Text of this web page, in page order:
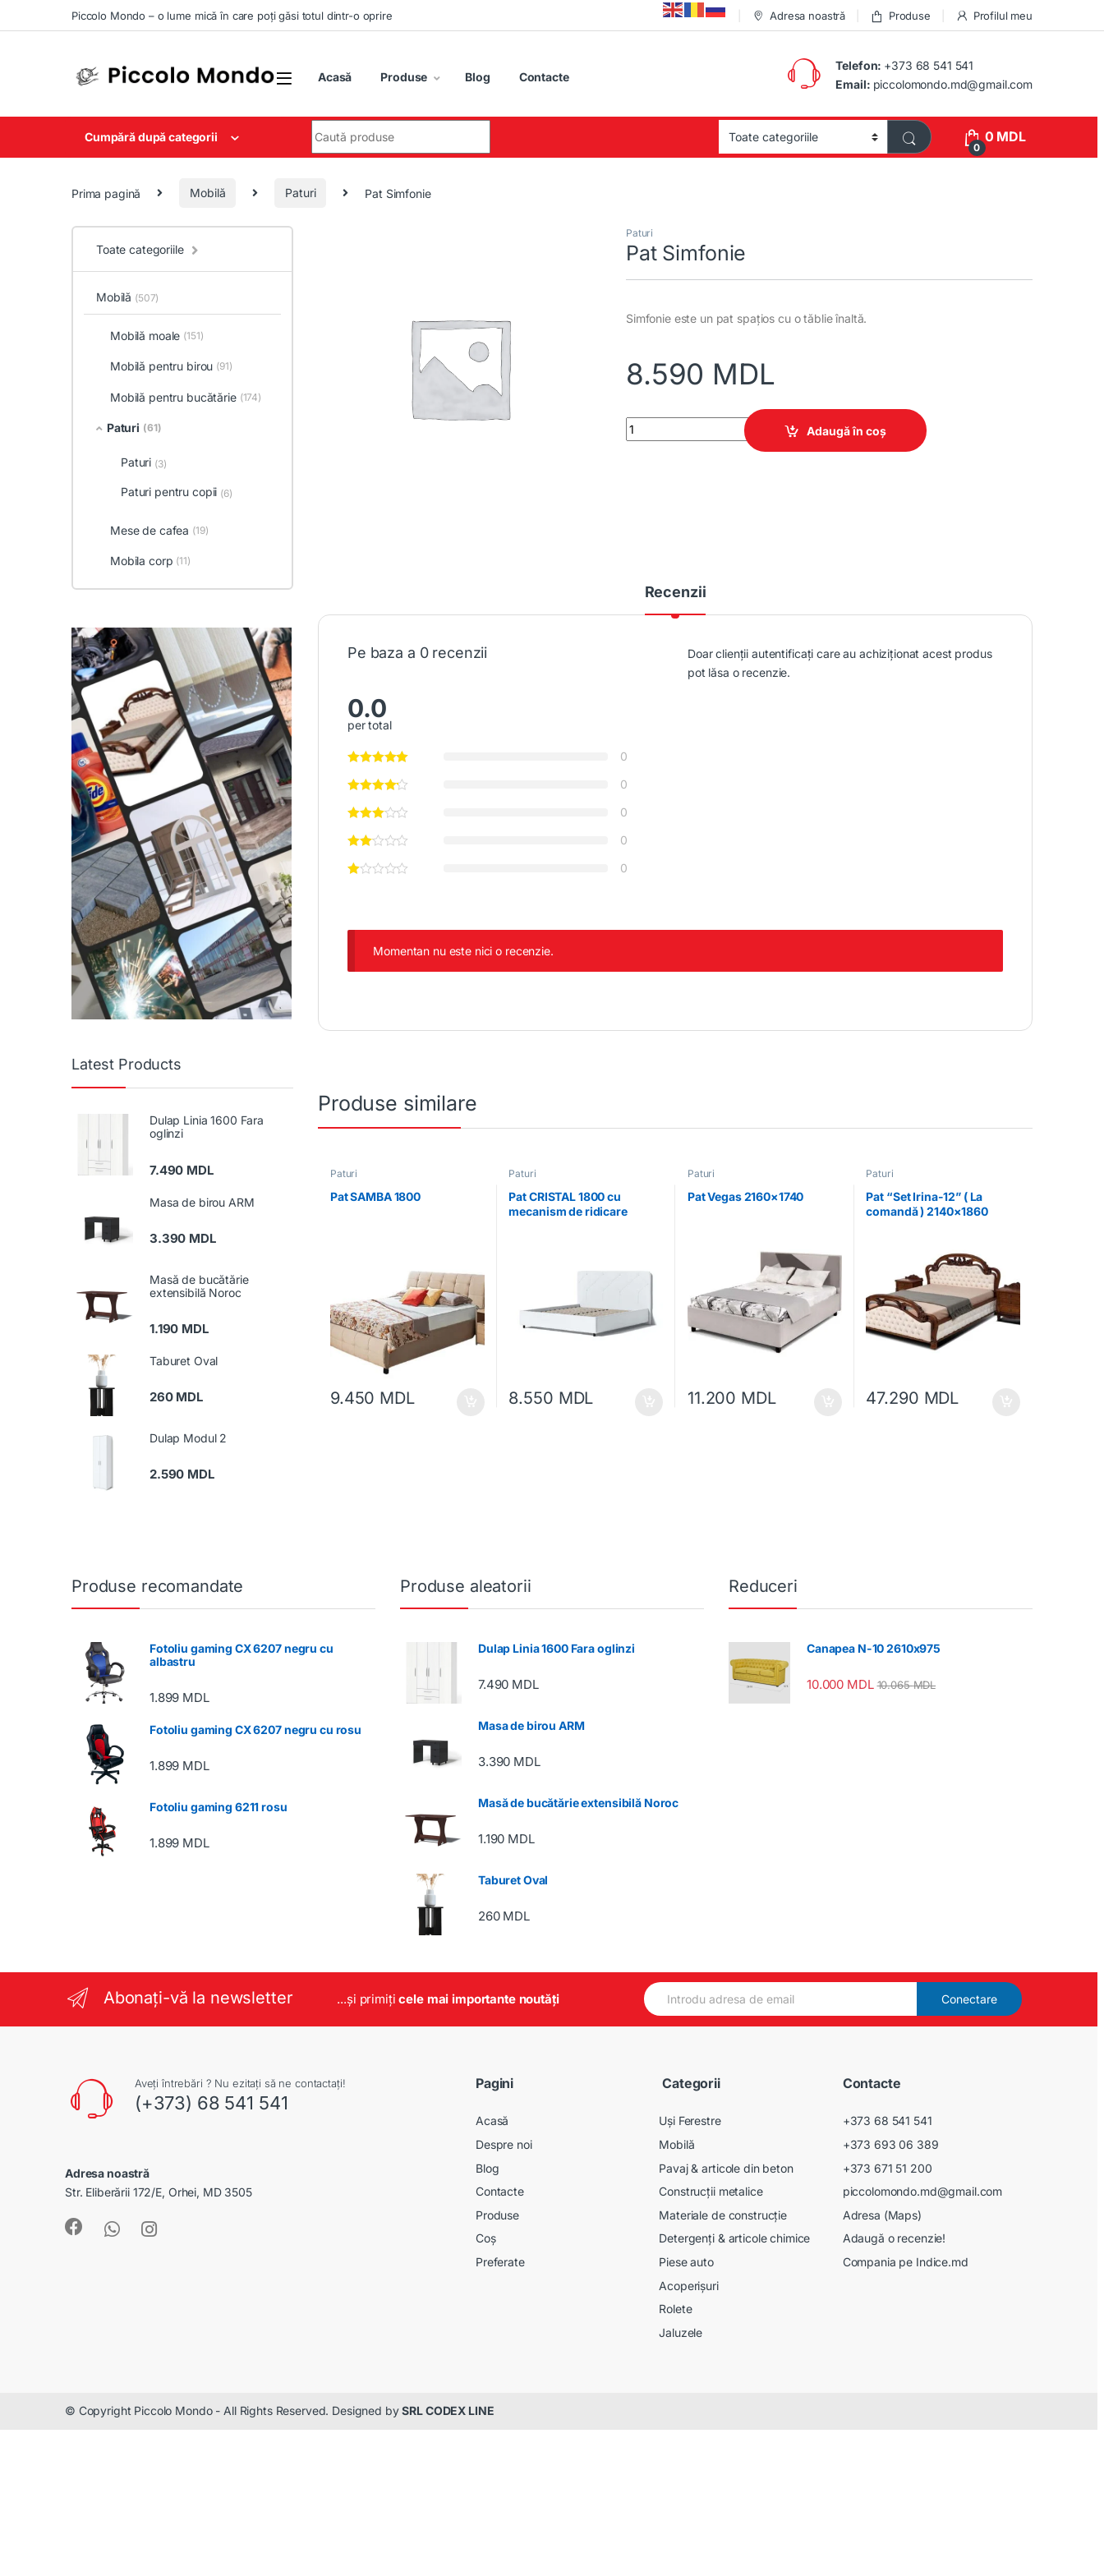
Skip to navigation
Skip to contentPiccolo Mondo – o lume mică în care poți găsi totul dintr-o oprire Adresa noastră Produse Profilul meu
Acasă Produse Blog Contacte
Telefon: +373 68 541 541
Email: piccolomondo.md@gmail.com
Cumpără după categorii
0
0 MDL
Prima pagină Mobilă Paturi Pat Simfonie
Paturi
Pat Simfonie
Simfonie este un pat spațios cu o tăblie înaltă.
8.590 MDL
Pat Simfonie quantity
Adaugă în coș
Recenzii
Pe baza a 0 recenzii
0.0
per total
0
0
0
0
0
Doar clienții autentificați care au achiziționat acest produs
pot lăsa o recenzie.
Momentan nu este nici o recenzie.
Produse similare
Paturi
Pat SAMBA 1800
9.450 MDL
Paturi
Pat CRISTAL 1800 cu
mecanism de ridicare
8.550 MDL
Paturi
Pat Vegas 2160×1740
11.200 MDL
Paturi
Pat “Set Irina-12” ( La
comandă ) 2140×1860
47.290 MDL
Toate categoriile
Mobilă (507)
Mobilă moale (151)
Mobilă pentru birou (91)
Mobilă pentru bucătărie (174)
Paturi (61)
Paturi (3)
Paturi pentru copii (6)
Mese de cafea (19)
Mobila corp (11)
Latest Products
Dulap Linia 1600 Fara
oglinzi
7.490 MDL
Masa de birou ARM
3.390 MDL
Masă de bucătărie
extensibilă Noroc
1.190 MDL
Taburet Oval
260 MDL
Dulap Modul 2
2.590 MDL
Produse recomandate
Fotoliu gaming CX 6207 negru cu
albastru
1.899 MDL
Fotoliu gaming CX 6207 negru cu rosu
1.899 MDL
Fotoliu gaming 6211 rosu
1.899 MDL
Produse aleatorii
Dulap Linia 1600 Fara oglinzi
7.490 MDL
Masa de birou ARM
3.390 MDL
Masă de bucătărie extensibilă Noroc
1.190 MDL
Taburet Oval
260 MDL
Reduceri
Canapea N-10 2610x975
10.000 MDL 10.065MDL
Abonați-vă la newsletter ...și primițicele mai importante noutăți
E
m
Conectare
Aveți întrebări ? Nu ezitați să ne contactați!
(+373) 68 541 541
Adresa noastră
Str. Eliberării 172/E, Orhei, MD 3505
Pagini
Acasă
Despre noi
Blog
Contacte
Produse
Coș
Preferate
Categorii
Uși Ferestre
Mobilă
Pavaj & articole din beton
Construcții metalice
Materiale de construcție
Detergenți & articole chimice
Piese auto
Acoperișuri
Rolete
Jaluzele
Contacte
+373 68 541 541
+373 693 06 389
+373 671 51 200
piccolomondo.md@gmail.com
Adresa (Maps)
Adaugă o recenzie!
Compania pe Indice.md
© Copyright Piccolo Mondo - All Rights Reserved. Designed bySRL CODEX LINE